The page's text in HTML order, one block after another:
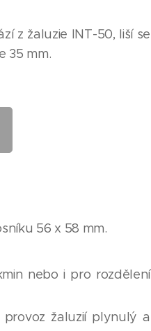
z žaluzie INT-50, liší se
35 mm.
56 x 58 mm.
nebo i pro rozdělení
provoz žaluzií plynulý a